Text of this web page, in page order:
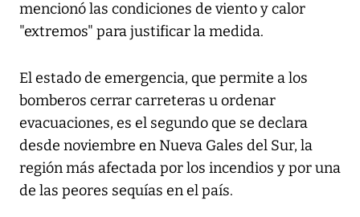
mencionó las condiciones de viento y calor
"extremos" para justificar la medida.
El estado de emergencia, que permite a los
bomberos cerrar carreteras u ordenar
evacuaciones, es el segundo que se declara
desde noviembre en Nueva Gales del Sur, la
región más afectada por los incendios y por una
de las peores sequías en el país.